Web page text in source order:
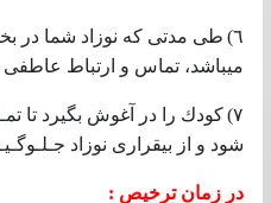
٦) طی‌ مدتی‌ که‌ نوزاد شما در
میباشد، تماس و ارتباط عاطفی‌
٧) کودك را در آغوش بگیرد تا
شود و از بیقراری‌ نوزاد
در زمان ترخیص‌ :